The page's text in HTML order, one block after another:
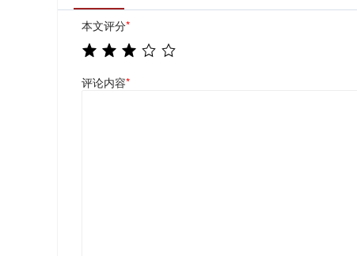
本文评分*
评论内容*